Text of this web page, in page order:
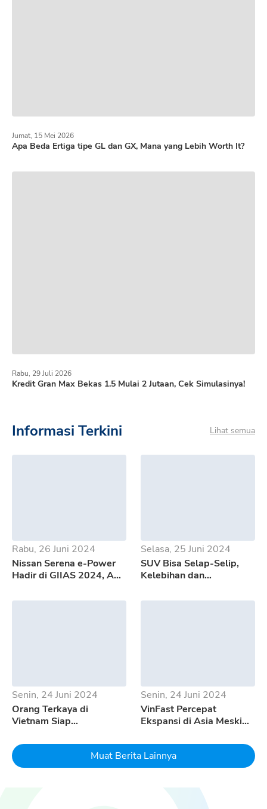
Apa Beda Ertiga tipe GL dan GX, Mana yang Lebih Worth It?
Jumat, 15 Mei 2026
Kredit Gran Max Bekas 1.5 Mulai 2 Jutaan, Cek Simulasinya!
Rabu, 29 Juli 2026
Informasi Terkini Lihat semua
Rabu, 26 Juni 2024
Nissan Serena e-Power
Hadir di GIIAS 2024, Apa
Selasa, 25 Juni 2024
SUV Bisa Selap-Selip,
Kelebihan dan
500
Senin, 24 Juni 2024
Orang Terkaya di
Vietnam Siap
Uangnya Untuk EV
Dream
Senin, 24 Juni 2024
VinFast Percepat
Ekspansi di Asia Meski
Melambat
Muat Berita Lainnya